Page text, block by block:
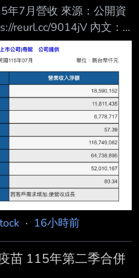
年7月營收 來源：公開資
reurl.cc/9014jV 內文：
7月營收 年增
漲很多的奇鋐今天拉回，
· 16小時前
苗 115年第二季合併